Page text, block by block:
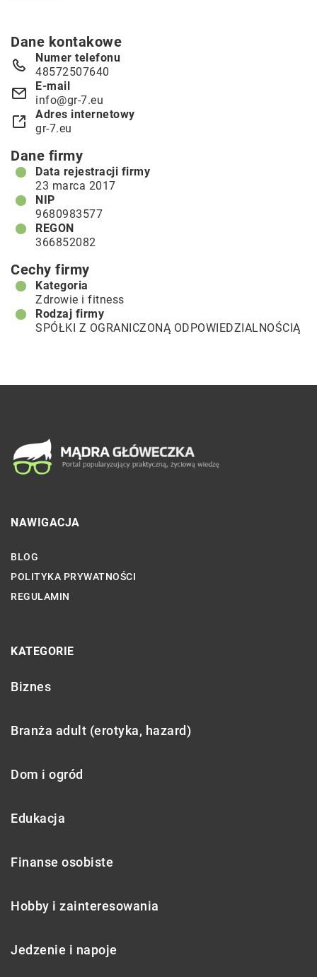
Dane kontakowe
Numer telefonu
48572507640
E-mail
info@gr-7.eu
Adres internetowy
gr-7.eu
Dane firmy
Data rejestracji firmy
23 marca 2017
NIP
9680983577
REGON
366852082
Cechy firmy
Kategoria
Zdrowie i fitness
Rodzaj firmy
SPÓŁKI Z OGRANICZONĄ ODPOWIEDZIALNOŚCIĄ
NAWIGACJA
BLOG
POLITYKA PRYWATNOŚCI
REGULAMIN
KATEGORIE
Biznes
Branża adult (erotyka, hazard)
Dom i ogród
Edukacja
Finanse osobiste
Hobby i zainteresowania
Jedzenie i napoje